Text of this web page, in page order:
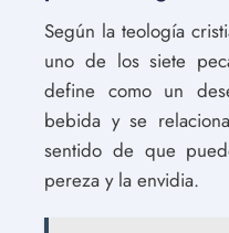
Según la teología
uno de los siete
define como un
bebida y se
sentido de que
pereza y la envidia.